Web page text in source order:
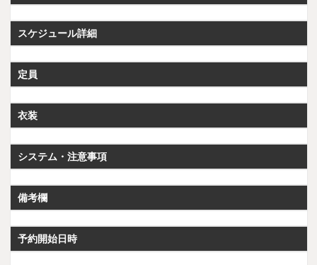
スケジュール詳細
定員
衣装
システム・注意事項
備考欄
予約開始日時